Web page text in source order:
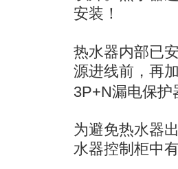
安装！
热水器内部已
源进线前，再
3P+N漏电保护
为避免热水器
水器控制柜中